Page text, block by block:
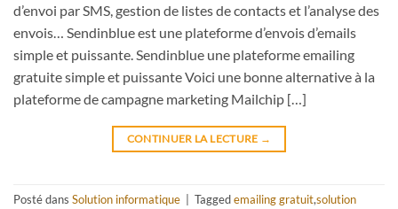
d’envoi par SMS, gestion de listes de contacts et l’analyse des
envois… Sendinblue est une plateforme d’envois d’emails
simple et puissante. Sendinblue une plateforme emailing
gratuite simple et puissante Voici une bonne alternative à la
plateforme de campagne marketing Mailchip […]
CONTINUER LA LECTURE →
Posté dans Solution informatique Taggedemailing gratuit,solution